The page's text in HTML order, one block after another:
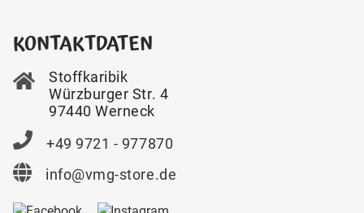
KONTAKTDATEN
Stoffkaribik
Würzburger Str. 4
97440 Werneck
+49 9721 - 977870
info@vmg-store.de